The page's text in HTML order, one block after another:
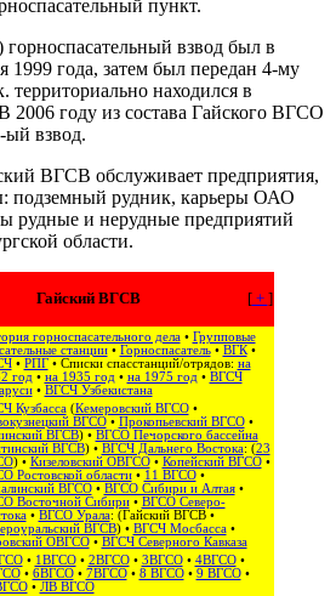
пункт.
взвод был в
1999 года, затем был передан 4-му
находился в
2006 году из состава Гайского ВГСО
взвод.
ВГСВ обслуживает предприятия,
подземный рудник, карьеры ОАО
рудные и нерудные предприятий
области.
[+ ]
Гайский ВГСВ
горноспасательного дела• Групповые
станции• Горноспасатель• ВГК•
• РПГ• Списки спасстанций/отрядов: на
год • на 1935 год • на 1975 год • ВГСЧ
• ВГСЧ Узбекистана
Кузбасса(Кемеровский ВГСО•
ВГСО• Прокопьевский ВГСО•
ВГСВ) • ВГСО Печорского бассейна
ВГСВ) • ВГСЧ Дальнего Востока: (23
) • Кизеловский ОВГСО• Копейский ВГСО•
Ростовской области• 11 ВГСО•
ВГСО‎ • ВГСО Сибири и Алтая‎ •
Восточной Сибири• ВГСО Северо-
‎‎ • ВГСО Урала: (Гайский ВГСВ•
ВГСВ) • ВГСЧ Мосбасса•
ОВГСО• ВГСЧ Северного Кавказа
• 1ВГСО• 2ВГСО• 3ВГСО• 4ВГСО•
• 6ВГСО• 7ВГСО• 8 ВГСО• 9 ВГСО•
• ЛВ ВГСО